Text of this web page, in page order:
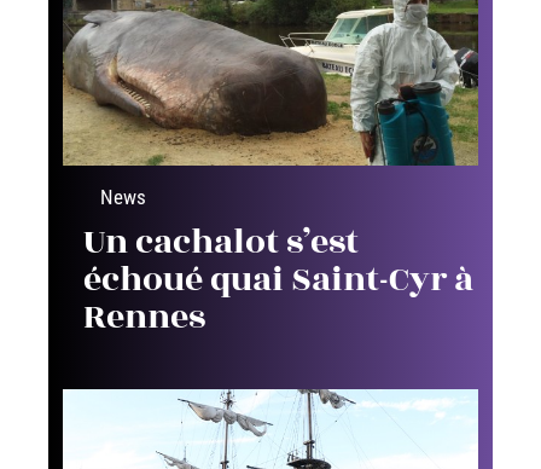
News
Un cachalot s’est
échoué quai Saint-Cyr à
Rennes